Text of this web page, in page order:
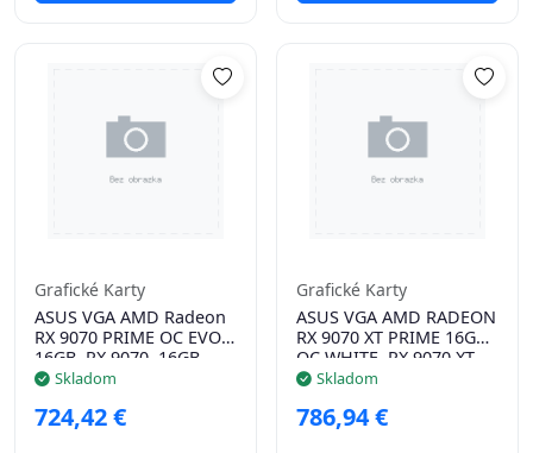
Grafické Karty
ASUS VGA AMD Radeon
RX 9070 PRIME OC EVO
16GB, RX 9070, 16GB
GDDR6, 3xDP, 1xHDMI
Skladom
724,42 €
Grafické Karty
ASUS VGA AMD RADEON
RX 9070 XT PRIME 16GB
OC WHITE, RX 9070 XT,
16GB GDDR6, 3xDP,
Skladom
786,94 €